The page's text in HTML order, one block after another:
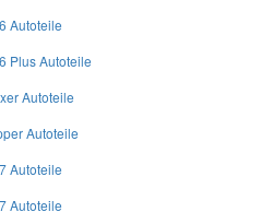
Autoteile
Plus Autoteile
Autoteile
Autoteile
Autoteile
Autoteile